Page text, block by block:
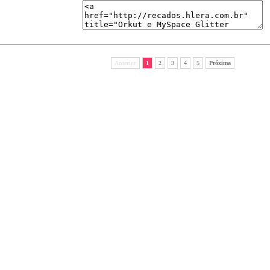
Anterior 1 2 3 4 5 Próxima